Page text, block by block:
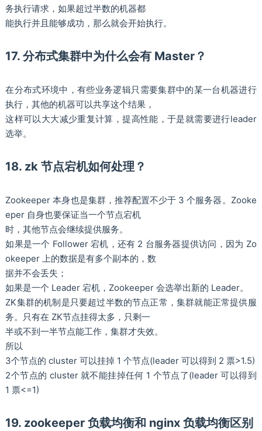
务执行请求，如果超过半数的机器都
能执行并且能够成功，那么就会开始执行。
17. 分布式集群中为什么会有 Master？
在分布式环境中，有些业务逻辑只需要集群中的某一台机器进行
执行，其他的机器可以共享这个结果，
这样可以大大减少重复计算，提高性能，于是就需要进行leader
选举。
18. zk 节点宕机如何处理？
Zookeeper 本身也是集群，推荐配置不少于 3 个服务器。Zooke
eper 自身也要保证当一个节点宕机
时，其他节点会继续提供服务。
如果是一个 Follower 宕机，还有 2 台服务器提供访问，因为 Zo
okeeper 上的数据是有多个副本的，数
据并不会丢失；
如果是一个 Leader 宕机，Zookeeper 会选举出新的 Leader。
ZK集群的机制是只要超过半数的节点正常，集群就能正常提供服
务。只有在 ZK节点挂得太多，只剩一
半或不到一半节点能工作，集群才失效。
所以
3个节点的 cluster 可以挂掉 1 个节点(leader 可以得到 2 票>1.5)
2个节点的 cluster 就不能挂掉任何 1 个节点了(leader 可以得到
1 票<=1)
19. zookeeper 负载均衡和 nginx 负载均衡区别